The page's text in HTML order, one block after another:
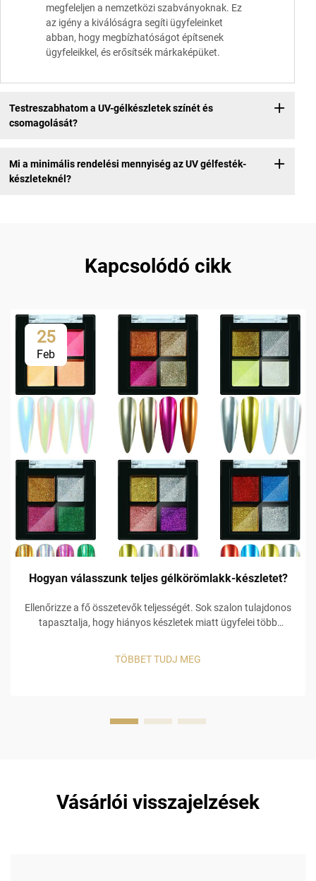
megfeleljen a nemzetközi szabványoknak. Ez
az igény a kiválóságra segíti ügyfeleinket
abban, hogy megbízhatóságot építsenek
ügyfeleikkel, és erősítsék márkaképüket.
Testreszabhatom a UV-gélkészletek színét és
csomagolását?
Mi a minimális rendelési mennyiség az UV gélfesték-
készleteknél?
Kapcsolódó cikk
25
Feb
Hogyan válasszunk teljes gélkörömlakk-készletet?
Ellenőrizze a fő összetevők teljességét. Sok szalon tulajdonos
tapasztalja, hogy hiányos készletek miatt ügyfelei több
Például egy alacsony minőségű alapréteg miatt a gél szín
TÖBBET TUDJ MEG
Vásárlói visszajelzések